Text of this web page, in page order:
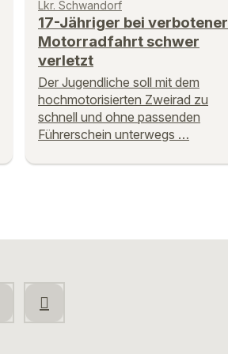
Lkr. Schwandorf
17-Jähriger bei verbotener
Motorradfahrt schwer
verletzt
Der Jugendliche soll mit dem
hochmotorisierten Zweirad zu
schnell und ohne passenden
Führerschein unterwegs …